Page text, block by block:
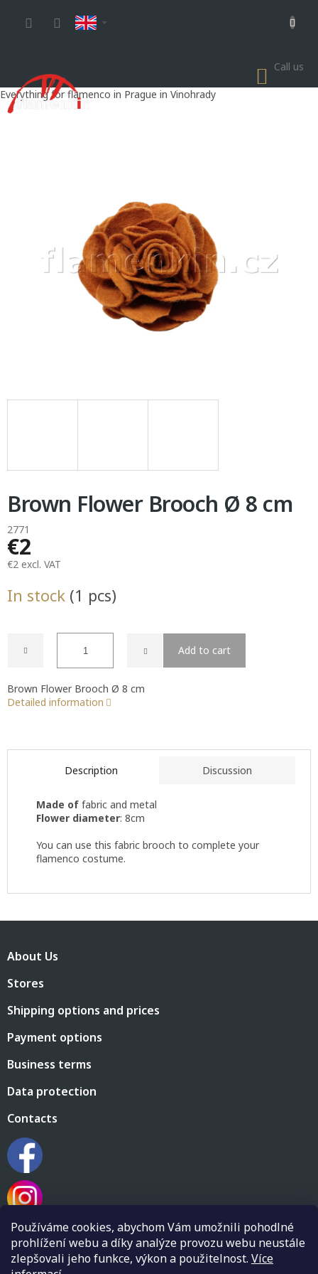
Používáme cookies, abychom Vám umožnili pohodlné
prohlížení webu a díky analýze provozu webu neustále
zlepšovali jeho funkce, výkon a použitelnost. Více
Call us
Everything for flamenco in Prague in Vinohrady
CART
Brown Flower Brooch Ø 8 cm
2771
€2
€2 excl. VAT
price:
In stock (1 pcs)
Add to cart
Brown Flower Brooch Ø 8 cm
Detailed information
Description Discussion
Made of fabric and metal
Flower diameter: 8cm
You can use this fabric brooch to complete your
flamenco costume.
F
oAbout Us
Stores
Shipping options and prices
Payment options
Business terms
Data protection
Contacts